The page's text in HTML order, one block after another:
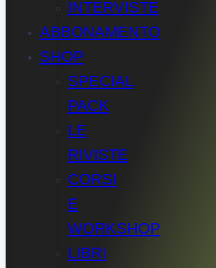
INTERVISTE
ABBONAMENTO
SHOP
SPECIAL
PACK
LE
RIVISTE
CORSI
E
WORKSHOP
LIBRI